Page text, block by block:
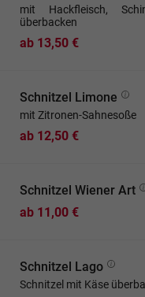
mit Hackfleisch,
überbacken
ab 13,50 €
Schnitzel Limone
mit Zitronen-Sahnesoße
ab 12,50 €
Schnitzel Wiener Art
ab 11,00 €
Schnitzel Lago
Schnitzel mit Käse